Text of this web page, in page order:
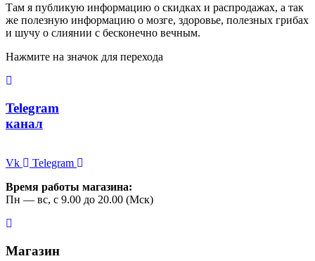
Там я публикую информацию о скидках и распродажах, а так
же полезную информацию о мозге, здоровье, полезных грибах
и шучу о слиянии с бесконечно вечным.
Нажмите на значок для перехода
Telegram
канал
Vk
Telegram
Время работы магазина:
Пн — вс, с 9.00 до 20.00 (Мск)
Магазин